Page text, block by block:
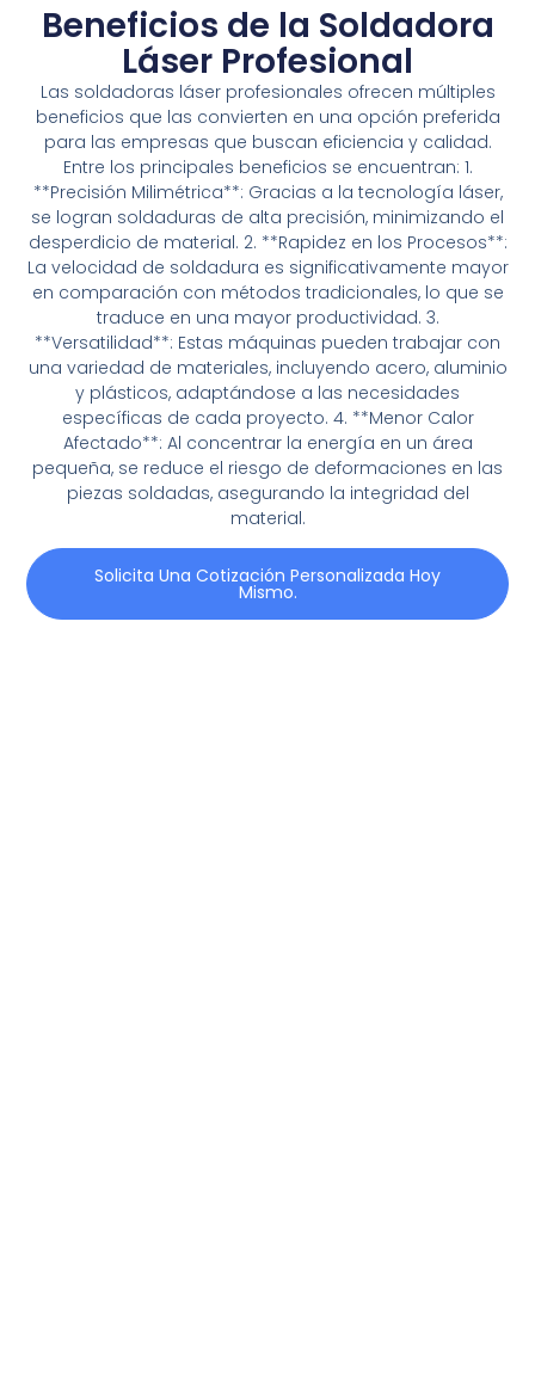
Beneficios de la Soldadora
Láser Profesional
Las soldadoras láser profesionales ofrecen múltiples
beneficios que las convierten en una opción preferida
para las empresas que buscan eficiencia y calidad.
Entre los principales beneficios se encuentran: 1.
**Precisión Milimétrica**: Gracias a la tecnología láser,
se logran soldaduras de alta precisión, minimizando el
desperdicio de material. 2. **Rapidez en los Procesos**:
La velocidad de soldadura es significativamente mayor
en comparación con métodos tradicionales, lo que se
traduce en una mayor productividad. 3.
**Versatilidad**: Estas máquinas pueden trabajar con
una variedad de materiales, incluyendo acero, aluminio
y plásticos, adaptándose a las necesidades
específicas de cada proyecto. 4. **Menor Calor
Afectado**: Al concentrar la energía en un área
pequeña, se reduce el riesgo de deformaciones en las
piezas soldadas, asegurando la integridad del
material.
Solicita Una Cotización Personalizada Hoy
Mismo.